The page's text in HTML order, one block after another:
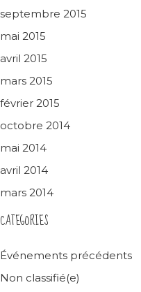
septembre 2015
mai 2015
avril 2015
mars 2015
février 2015
octobre 2014
mai 2014
avril 2014
mars 2014
CATEGORIES
Événements précédents
Non classifié(e)